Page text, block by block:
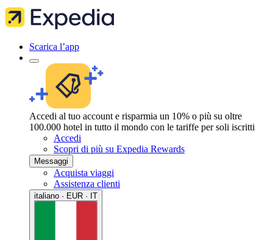
Scarica l’app
Accedi al tuo account e risparmia un 10% o più su oltre
100.000 hotel in tutto il mondo con le tariffe per soli iscritti
Accedi
Scopri di più su Expedia Rewards
Messaggi
Acquista viaggi
Assistenza clienti
italiano · EUR · IT